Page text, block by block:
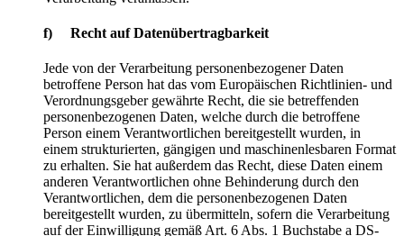
f) Recht auf Datenübertragbarkeit
Jede von der Verarbeitung personenbezogener Daten
betroffene Person hat das vom Europäischen Richtlinien- und
Verordnungsgeber gewährte Recht, die sie betreffenden
personenbezogenen Daten, welche durch die betroffene
Person einem Verantwortlichen bereitgestellt wurden, in
einem strukturierten, gängigen und maschinenlesbaren Format
zu erhalten. Sie hat außerdem das Recht, diese Daten einem
anderen Verantwortlichen ohne Behinderung durch den
Verantwortlichen, dem die personenbezogenen Daten
bereitgestellt wurden, zu übermitteln, sofern die Verarbeitung
auf der Einwilligung gemäß Art. 6 Abs. 1 Buchstabe a DS-